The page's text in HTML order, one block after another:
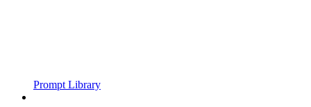
Prompt Library